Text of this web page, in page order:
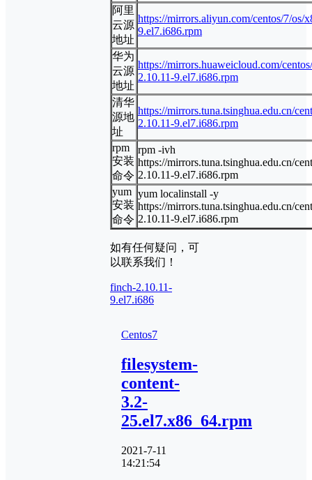
阿里
云源
地址
https://mirrors.aliyun.com/centos/7/os/
9.el7.i686.rpm
华为
云源
地址
https://mirrors.huaweicloud.com/
2.10.11-9.el7.i686.rpm
清华
源地
址
https://mirrors.tuna.tsinghua.edu.cn/
2.10.11-9.el7.i686.rpm
rpm
安装
命令
rpm -ivh
https://mirrors.tuna.tsinghua.edu.cn/
2.10.11-9.el7.i686.rpm
yum
安装
命令
yum localinstall -y
https://mirrors.tuna.tsinghua.edu.cn/
2.10.11-9.el7.i686.rpm
如有任何疑问，可
以联系我们！
finch-2.10.11-
9.el7.i686
Centos7
filesystem-
content-
3.2-
25.el7.x86_64.rpm
2021-7-11
14:21:54